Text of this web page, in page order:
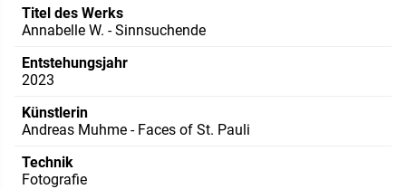
Titel des Werks
Annabelle W. - Sinnsuchende
Entstehungsjahr
2023
Künstlerin
Andreas Muhme - Faces of St. Pauli
Technik
Fotografie